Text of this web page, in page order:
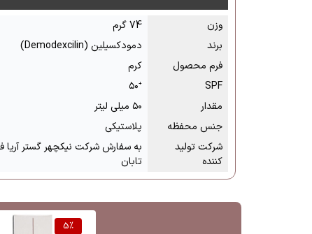
وزن 74 گرم
برند
دمودکسیلین (Demodexcilin)
فرم محصول
کرم
SPF
⁺۵۰
مقدار
۵۰ میلی لیتر
جنس محفظه
پلاستیکی
شرکت تولید
کننده
به سفارش شرکت نیکچهر گستر آریا
تابان
5%